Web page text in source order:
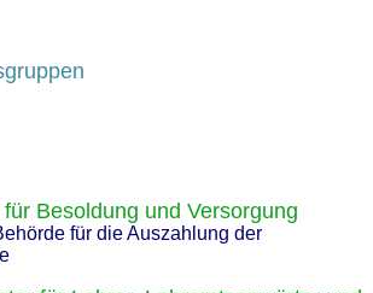
Besoldung und Versorgung
für die Auszahlung der